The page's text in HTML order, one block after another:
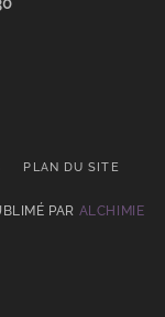
PLAN DU SITE
PAR ALCHIMIE